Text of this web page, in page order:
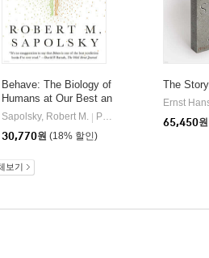
Behave: The Biology of
Humans at Our Best an
d Worst
Sapolsky, Robert M.
Penguin Books
30,770원 (18% 할인)
The
65,450원
보기